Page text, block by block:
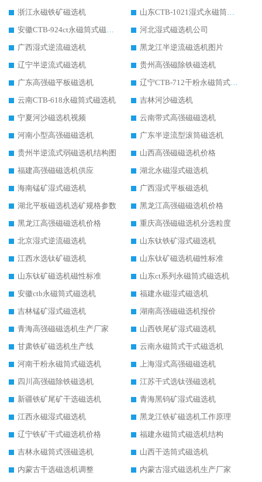
浙江永磁铁矿磁选机
山东CTB-1021湿式永磁筒式磁选机
安徽CTB-924ct永磁筒式磁选机
河北湿式磁选机公司
广西湿式逆流磁选机
黑龙江半逆流磁选机图片
辽宁半逆流式磁选机
贵州高强磁除铁磁选机
广东高强磁平板磁选机
辽宁CTB-712干粉永磁筒式磁选机
云南CTB-618永磁筒式磁选机
吉林河沙磁选机
宁夏河沙磁选机视频
云南带式高强磁磁选机
河南小型高强磁磁选机
广东半逆流型滚筒磁选机
贵州半逆流式弱磁选机结构图
山西高强磁磁选机价格
福建高强磁磁选机供应
湖北永磁湿式磁选机
海南锰矿湿式磁选机
广西湿式平板磁选机
湖北平板磁选机选矿规格参数
黑龙江高强磁磁选机价格
黑龙江高强磁磁选机价格
重庆高强磁磁选机分选粒度
北京湿式逆流磁选机
山东钛铁矿湿式磁选机
江西水选钛矿磁选机
山东钛矿磁选机磁性标准
山东钛矿磁选机磁性标准
山东ct系列永磁筒式磁选机
安徽ctb永磁筒式磁选机
福建永磁湿式磁选机
吉林锰矿湿式磁选机
湖南高强磁磁选机报价
青海高强磁磁选机生产厂家
山西铁尾矿湿式磁选机
甘肃铁矿磁选机生产线
云南永磁筒式干式磁选机
河南干粉永磁筒式磁选机
上海湿式高强磁磁选机
四川高强磁除铁磁选机
江苏干式选钛强磁选机
新疆铁矿尾矿干选磁选机
青海黑钨矿湿式磁选机
江西永磁湿式磁选机
黑龙江铁矿磁选机工作原理
辽宁铁矿干式磁选机价格
福建永磁筒式磁选机结构
吉林永磁筒式强磁选机
山西干选筒式磁选机
内蒙古干选磁选机调整
内蒙古湿式磁选机生产厂家